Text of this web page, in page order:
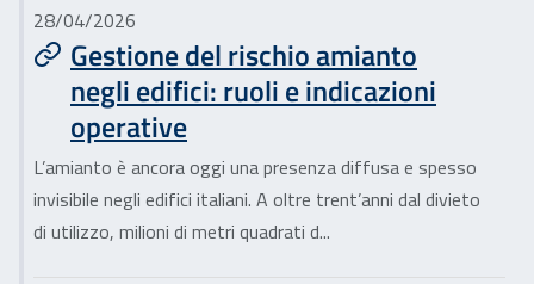
28/04/2026
Gestione del rischio amianto
negli edifici: ruoli e indicazioni
operative
L’amianto è ancora oggi una presenza diffusa e spesso
invisibile negli edifici italiani. A oltre trent’anni dal divieto
di utilizzo, milioni di metri quadrati d...